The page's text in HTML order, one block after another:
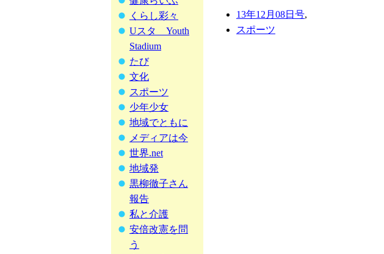
くらし彩々
Uスタ Youth
Stadium
たび
文化
スポーツ
少年少女
地域でともに
メディアは今
世界.net
地域発
黒柳徹子さん
報告
私と介護
安倍改憲を問
う
13年12月08日号,
スポーツ